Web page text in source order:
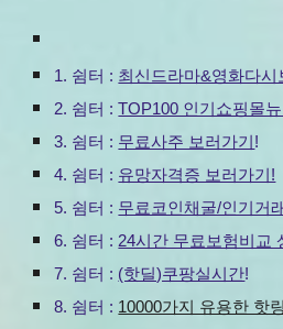
1. 쉼터 : 최신드라마&영화다시
2. 쉼터 :TOP100 인기쇼핑몰
3. 쉼터 : 무료사주 보러가기!
4. 쉼터 : 유망자격증 보러가기!
5. 쉼터 : 무료코인채굴/인기거
6. 쉼터 : 24시간 무료보험비교
7. 쉼터 : (핫딜)쿠팡실시간!
8. 쉼터 : 10000가지 유용한 핫